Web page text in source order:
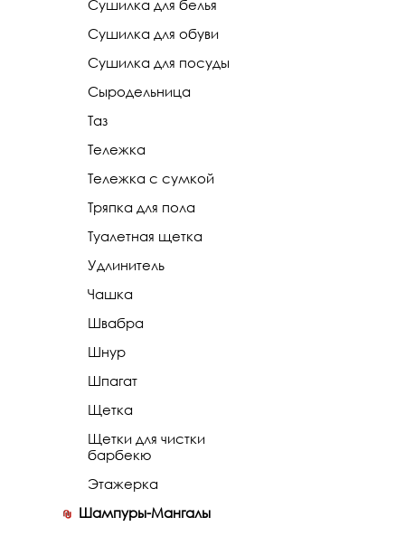
Сушилка для белья
Сушилка для обуви
Сушилка для посуды
Сыродельница
Таз
Тележка
Тележка с сумкой
Тряпка для пола
Туалетная щетка
Удлинитель
Чашка
Швабра
Шнур
Шпагат
Щетка
Щетки для чистки
барбекю
Этажерка
Шампуры-Мангалы